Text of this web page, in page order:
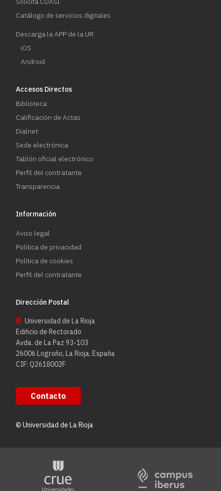
Catálogo de servicios digitales
Descarga la APP de la UR
iOS
Android
Accesos Directos
Biblioteca
Calificación de Actas
Dialnet
Sede electrónica
Tablón oficial electrónico
Perfil del contratante
Transparencia
Información
Aviso legal
Política de privacidad
Política de cookies
Perfil del contratante
Dirección Postal
Universidad de La Rioja
Edificio de Rectorado
Avda. de La Paz 93-103
26006 Logroño, La Rioja, España
CIF: Q2618002F
Contacto
© Universidad de La Rioja